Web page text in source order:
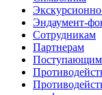
Эндаумент-
Сотрудникам
Партнерам